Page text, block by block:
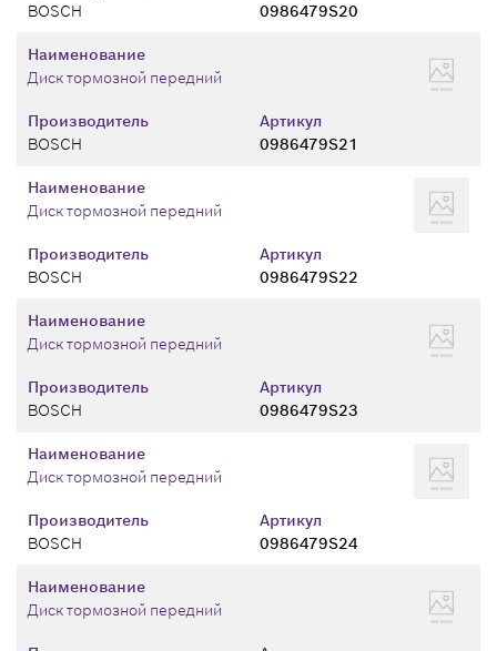
BOSCH
0986479S20
Производитель
BOSCH
Артикул
0986479S21
Наименование
Диск тормозной передний
Производитель
BOSCH
Артикул
0986479S22
Наименование
Диск тормозной передний
Производитель
BOSCH
Артикул
0986479S23
Наименование
Диск тормозной передний
Производитель
BOSCH
Артикул
0986479S24
Наименование
Диск тормозной передний
Наименование
Диск тормозной передний